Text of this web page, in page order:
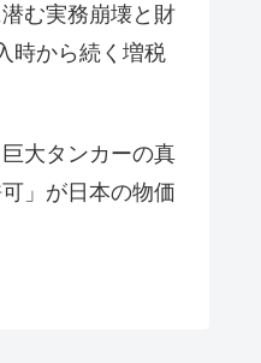
む実務崩壊と財
時から続く増税
大タンカーの真
」が日本の物価